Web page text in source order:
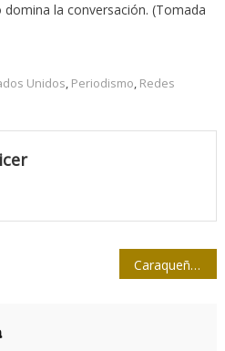
la conversación. (Tomada
Unidos, Periodismo, Redes
Caraqueño